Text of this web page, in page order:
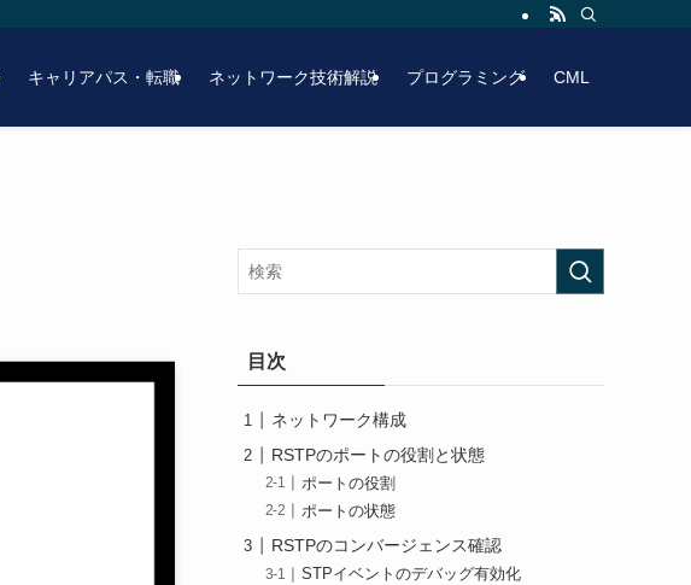
キャリアパス・転職 ネットワーク技術解説 プログラミング CML
目次
ネットワーク構成
RSTPのポートの役割と状態
ポートの役割
ポートの状態
RSTPのコンバージェンス確認
STPイベントのデバッグ有効化